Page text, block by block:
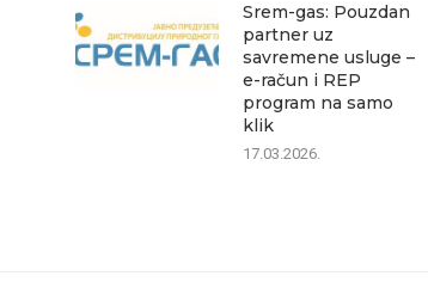
Srem-gas: Pouzdan
partner uz
savremene usluge –
e-račun i REP
program na samo
klik
17.03.2026.